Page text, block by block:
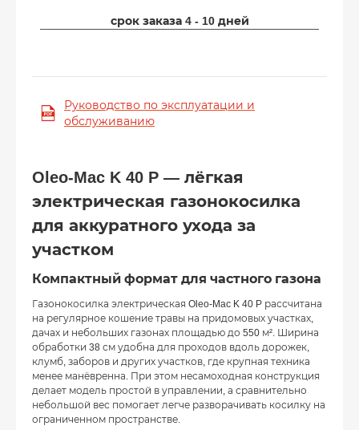
срок заказа 4 - 10 дней
Руководство по эксплуатации и
обслуживанию
Oleo-Mac K 40 P — лёгкая
электрическая газонокосилка
для аккуратного ухода за
участком
Компактный формат для частного газона
Газонокосилка электрическая Oleo-Mac K 40 P рассчитана
на регулярное кошение травы на придомовых участках,
дачах и небольших газонах площадью до 550 м². Ширина
обработки 38 см удобна для проходов вдоль дорожек,
клумб, заборов и других участков, где крупная техника
менее манёвренна. При этом несамоходная конструкция
делает модель простой в управлении, а сравнительно
небольшой вес помогает легче разворачивать косилку на
ограниченном пространстве.